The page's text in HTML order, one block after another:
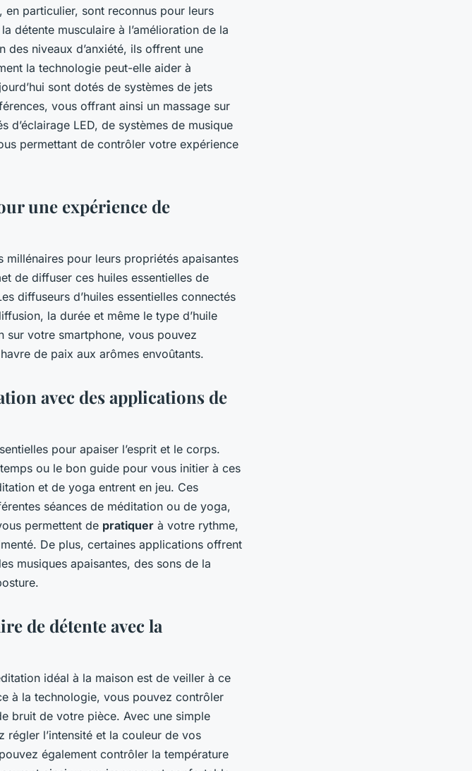
particulier, sont reconnus pour leurs
détente musculaire à l’amélioration de la
niveaux d’anxiété, ils offrent une
la technologie peut-elle aider à
sont dotés de systèmes de jets
vous offrant ainsi un massage sur
d’éclairage LED, de systèmes de musique
permettant de contrôler votre expérience
une expérience de
millénaires pour leurs propriétés apaisantes
de diffuser ces huiles essentielles de
diffuseurs d’huiles essentielles connectés
la durée et même le type d’huile
sur votre smartphone, vous pouvez
de paix aux arômes envoûtants.
avec des applications de
pour apaiser l’esprit et le corps.
ou le bon guide pour vous initier à ces
et de yoga entrent en jeu. Ces
séances de méditation ou de yoga,
permettent de pratiquer à votre rythme,
De plus, certaines applications offrent
musiques apaisantes, des sons de la
de détente avec la
idéal à la maison est de veiller à ce
à la technologie, vous pouvez contrôler
bruit de votre pièce. Avec une simple
l’intensité et la couleur de vos
également contrôler la température